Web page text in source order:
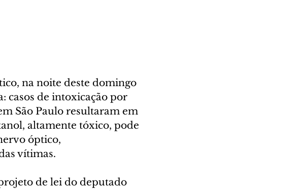
na noite deste domingo
casos de intoxicação por
São Paulo resultaram em
altamente tóxico, pode
óptico,
vítimas.
de lei do deputado